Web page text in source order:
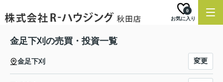
お気に入り
0
金足下刈の売買・投資一覧
金足下刈 変更